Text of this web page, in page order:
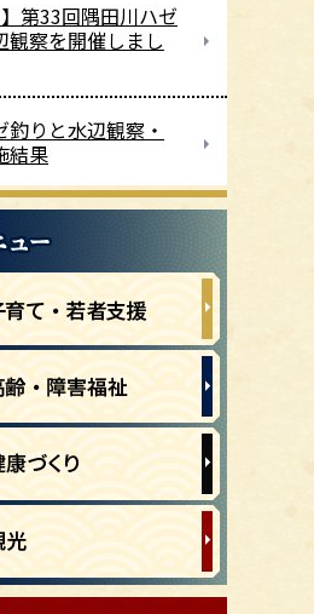
】第33回隅田川ハゼ
観察を開催しまし
釣りと水辺観察・
結果